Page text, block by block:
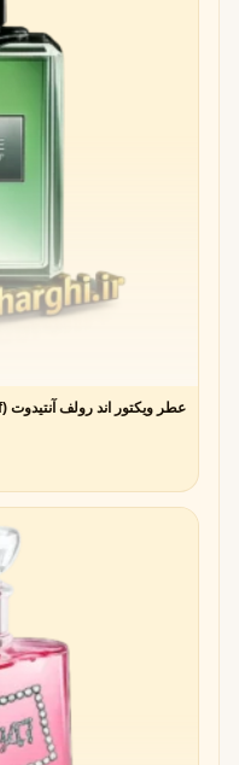
عطر ویکتور اند رولف آنتیدوت (Antidote Viktor&Rolf)